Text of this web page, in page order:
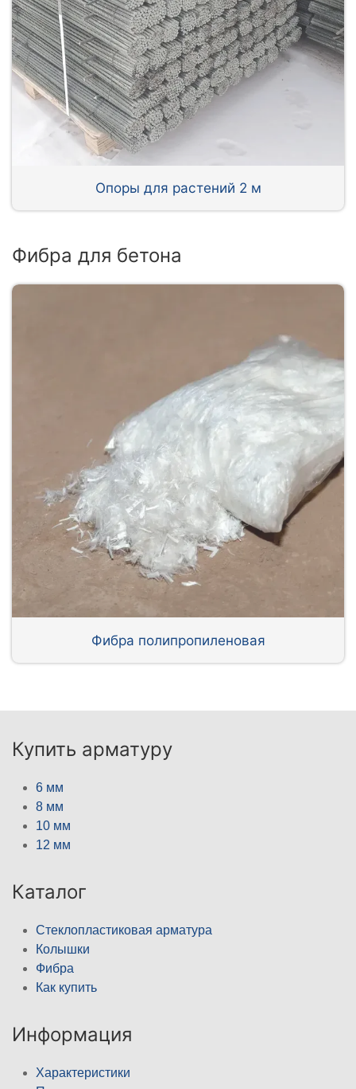
Опоры для растений 2 м
Фибра для бетона
Фибра полипропиленовая
Купить арматуру
6 мм
8 мм
10 мм
12 мм
Каталог
Стеклопластиковая арматура
Колышки
Фибра
Как купить
Информация
Характеристики